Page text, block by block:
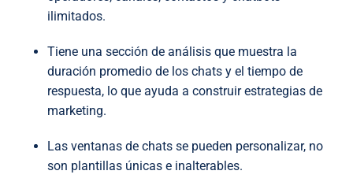
ilimitados.
Tiene una sección de análisis que muestra la
duración promedio de los chats y el tiempo de
respuesta, lo que ayuda a construir estrategias de
marketing.
Las ventanas de chats se pueden personalizar, no
son plantillas únicas e inalterables.